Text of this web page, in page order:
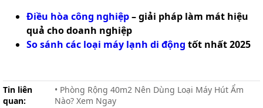
Điều hòa công nghiệp– giải pháp làm mát hiệu
quả cho doanh nghiệp
So sánh các loại máy lạnh di động tốt nhất 2025
Tin liên
quan:
• Phòng Rộng 40m2 Nên Dùng Loại Máy Hút Ẩm
Nào? Xem Ngay